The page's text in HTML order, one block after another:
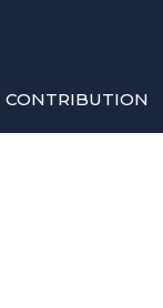
CONTRIBUTION